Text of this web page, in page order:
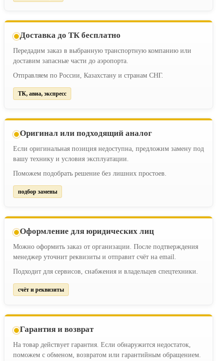
Доставка до ТК бесплатно
Передадим заказ в выбранную транспортную компанию или
доставим запасные части до аэропорта.
Отправляем по России, Казахстану и странам СНГ.
ТК, авиа, экспресс
Оригинал или подходящий аналог
Если оригинальная позиция недоступна, предложим замену под
вашу технику и условия эксплуатации.
Поможем подобрать решение без лишних простоев.
подбор замены
Оформление для юридических лиц
Можно оформить заказ от организации. После подтверждения
менеджер уточнит реквизиты и отправит счёт на email.
Подходит для сервисов, снабжения и владельцев спецтехники.
счёт и реквизиты
Гарантия и возврат
На товар действует гарантия. Если обнаружится недостаток,
поможем с обменом, возвратом или гарантийным обращением.